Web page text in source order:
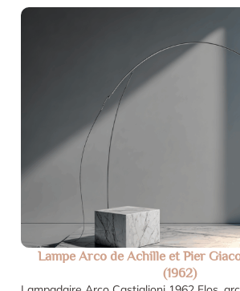
Lampe Arco de Achille et Pier
(1962)